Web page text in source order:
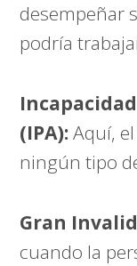
desempeñar
podría
(IPA):Aquí,
ningún tipo
Gran
cuando la